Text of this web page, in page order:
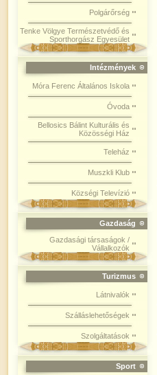
Polgárőrség
Tenke Völgye Természetvédő és
Sporthorgász Egyesület
Intézmények
Móra Ferenc Általános Iskola
Óvoda
Bellosics Bálint Kulturális és
Közösségi Ház
Teleház
Muszkli Klub
Községi Televízió
Gazdaság
Gazdasági társaságok /
Vállalkozók
Turizmus
Látnivalók
Szálláslehetőségek
Szolgáltatások
Sport